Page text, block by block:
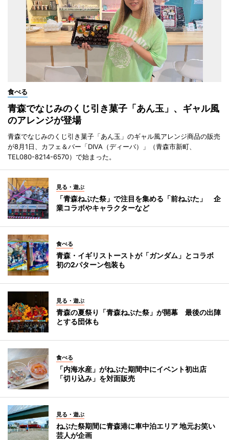
食べる
青森でなじみのくじ引き菓子「あん玉」、ギャル風
のアレンジが登場
青森でなじみのくじ引き菓子「あん玉」のギャル風アレンジ商品の販売
が8月1日、カフェ＆バー「DIVA（ディーバ）」（青森市新町、
TEL080-8214-6570）で始まった。
見る・遊ぶ
「青森ねぶた祭」で注目を集める「前ねぶた」 企
業コラボやキャラクターなど
食べる
青森・イギリストーストが「ガンダム」とコラボ
初の2パターン包装も
見る・遊ぶ
青森の夏祭り「青森ねぶた祭」が開幕 最後の出陣
とする団体も
食べる
「内海水産」がねぶた期間中にイベント初出店
「切り込み」を対面販売
見る・遊ぶ
ねぶた祭期間に青森港に車中泊エリア 地元お笑い
芸人が企画